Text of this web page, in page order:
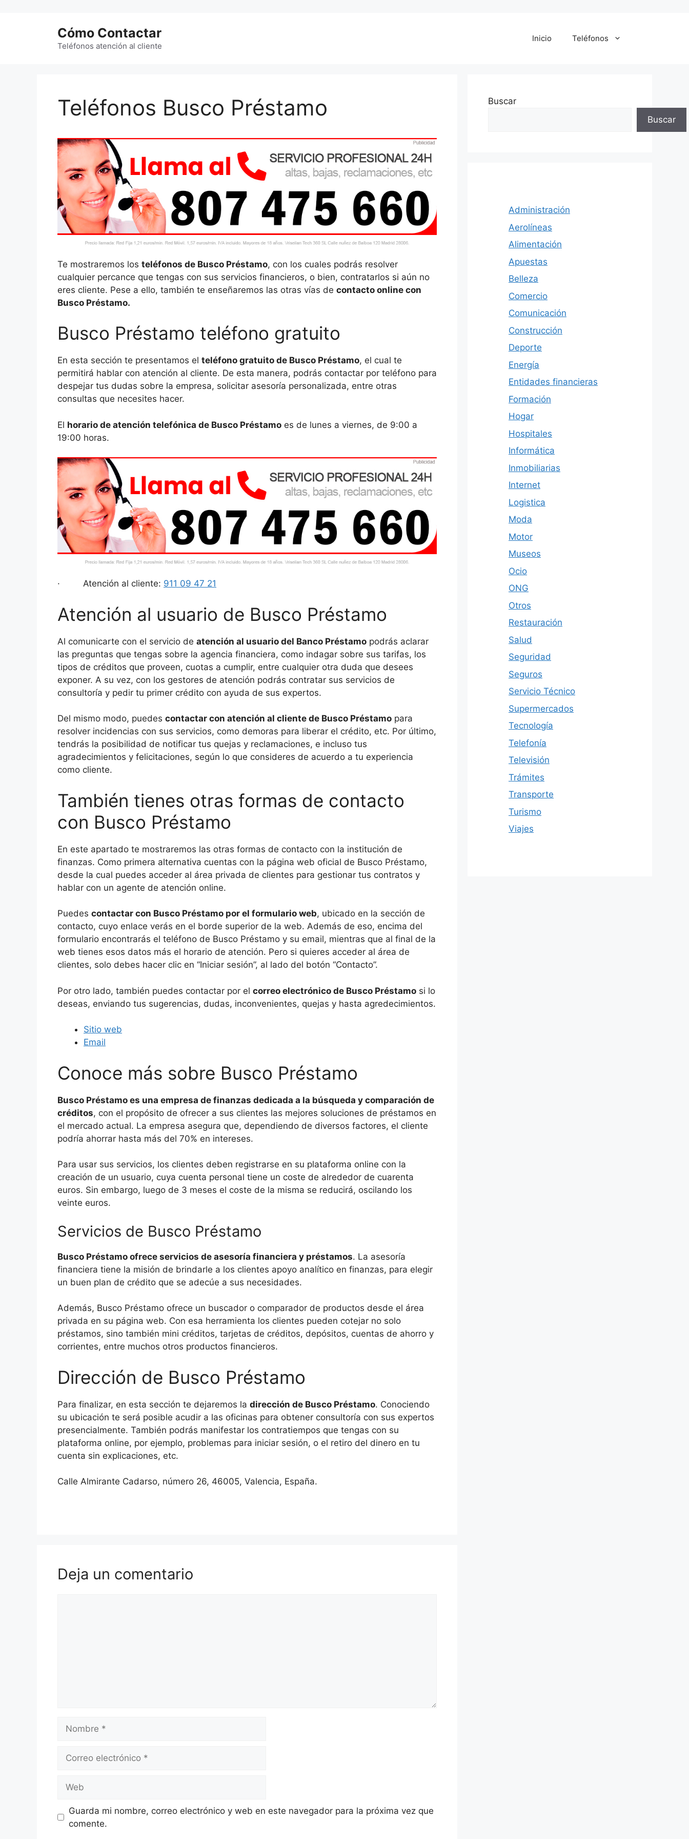
Cómo Contactar
Teléfonos atención al cliente
Inicio Teléfonos
Teléfonos Busco Préstamo
Te mostraremos los teléfonos de Busco Préstamo, con los cuales podrás resolver
cualquier percance que tengas con sus servicios financieros, o bien, contratarlos si aún no
eres cliente. Pese a ello, también te enseñaremos las otras vías de contacto online con
Busco Préstamo.
Busco Préstamo teléfono gratuito
En esta sección te presentamos el teléfono gratuito de Busco Préstamo, el cual te
permitirá hablar con atención al cliente. De esta manera, podrás contactar por teléfono para
despejar tus dudas sobre la empresa, solicitar asesoría personalizada, entre otras
consultas que necesites hacer.
El horario de atención telefónica de Busco Préstamo es de lunes a viernes, de 9:00 a
19:00 horas.
· Atención al cliente: 911 09 47 21
Atención al usuario de Busco Préstamo
Al comunicarte con el servicio de atención al usuario del Banco Préstamo podrás aclarar
las preguntas que tengas sobre la agencia financiera, como indagar sobre sus tarifas, los
tipos de créditos que proveen, cuotas a cumplir, entre cualquier otra duda que desees
exponer. A su vez, con los gestores de atención podrás contratar sus servicios de
consultoría y pedir tu primer crédito con ayuda de sus expertos.
Del mismo modo, puedes contactar con atención al cliente de Busco Préstamo para
resolver incidencias con sus servicios, como demoras para liberar el crédito, etc. Por último,
tendrás la posibilidad de notificar tus quejas y reclamaciones, e incluso tus
agradecimientos y felicitaciones, según lo que consideres de acuerdo a tu experiencia
como cliente.
También tienes otras formas de contacto
con Busco Préstamo
En este apartado te mostraremos las otras formas de contacto con la institución de
finanzas. Como primera alternativa cuentas con la página web oficial de Busco Préstamo,
desde la cual puedes acceder al área privada de clientes para gestionar tus contratos y
hablar con un agente de atención online.
Puedes contactar con Busco Préstamo por el formulario web, ubicado en la sección de
contacto, cuyo enlace verás en el borde superior de la web. Además de eso, encima del
formulario encontrarás el teléfono de Busco Préstamo y su email, mientras que al final de la
web tienes esos datos más el horario de atención. Pero si quieres acceder al área de
clientes, solo debes hacer clic en “Iniciar sesión”, al lado del botón “Contacto”.
Por otro lado, también puedes contactar por el correo electrónico de Busco Préstamo si lo
deseas, enviando tus sugerencias, dudas, inconvenientes, quejas y hasta agredecimientos.
Sitio web
Email
Conoce más sobre Busco Préstamo
Busco Préstamo es una empresa de finanzas dedicada a la búsqueda y comparación de
créditos, con el propósito de ofrecer a sus clientes las mejores soluciones de préstamos en
el mercado actual. La empresa asegura que, dependiendo de diversos factores, el cliente
podría ahorrar hasta más del 70% en intereses.
Para usar sus servicios, los clientes deben registrarse en su plataforma online con la
creación de un usuario, cuya cuenta personal tiene un coste de alrededor de cuarenta
euros. Sin embargo, luego de 3 meses el coste de la misma se reducirá, oscilando los
veinte euros.
Servicios de Busco Préstamo
Busco Préstamo ofrece servicios de asesoría financiera y préstamos. La asesoría
financiera tiene la misión de brindarle a los clientes apoyo analítico en finanzas, para elegir
un buen plan de crédito que se adecúe a sus necesidades.
Además, Busco Préstamo ofrece un buscador o comparador de productos desde el área
privada en su página web. Con esa herramienta los clientes pueden cotejar no solo
préstamos, sino también mini créditos, tarjetas de créditos, depósitos, cuentas de ahorro y
corrientes, entre muchos otros productos financieros.
Dirección de Busco Préstamo
Para finalizar, en esta sección te dejaremos la dirección de Busco Préstamo. Conociendo
su ubicación te será posible acudir a las oficinas para obtener consultoría con sus expertos
presencialmente. También podrás manifestar los contratiempos que tengas con su
plataforma online, por ejemplo, problemas para iniciar sesión, o el retiro del dinero en tu
cuenta sin explicaciones, etc.
Calle Almirante Cadarso, número 26, 46005, Valencia, España.
Deja un comentario
electrónico
Guarda mi nombre, correo electrónico y web en este navegador para la próxima vez que
comente.
Buscar
Buscar
Administración
Aerolíneas
Alimentación
Apuestas
Belleza
Comercio
Comunicación
Construcción
Deporte
Energía
Entidades financieras
Formación
Hogar
Hospitales
Informática
Inmobiliarias
Internet
Logistica
Moda
Motor
Museos
Ocio
ONG
Otros
Restauración
Salud
Seguridad
Seguros
Servicio Técnico
Supermercados
Tecnología
Telefonía
Televisión
Trámites
Transporte
Turismo
Viajes